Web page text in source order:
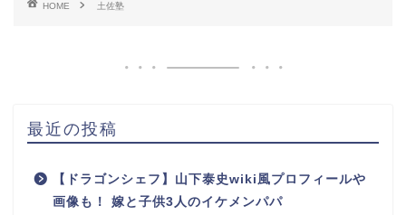
HOME 土佐塾
最近の投稿
【ドラゴンシェフ】山下泰史wiki風プロフィールや
画像も！ 嫁と子供3人のイケメンパパ